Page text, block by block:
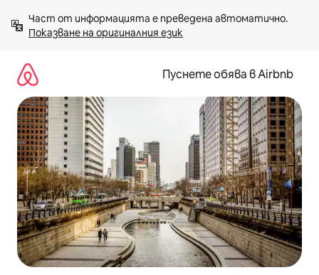
към
съдържанието
Показване на оригиналния език
Пуснете обява в Airbnb